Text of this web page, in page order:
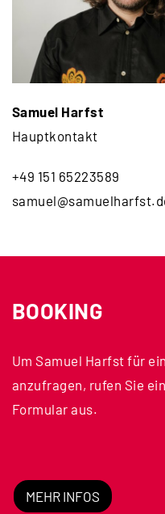
Samuel Harfst
Hauptkontakt
+49 151 65223589
BOOKING
Um Samuel Harfst für
anzufragen, rufen Sie
Formular aus.
MEHR INFOS